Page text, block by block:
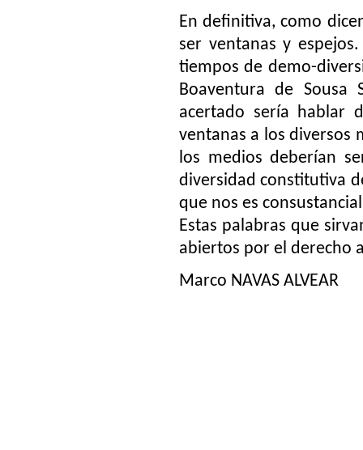
En definitiva, como
ser ventanas y
tiempos de demo-
Boaventura de Sousa
acertado sería hablar
ventanas a los diversos
los medios deberían
diversidad constitutiva
que nos es
Estas palabras que
abiertos por el derecho
Marco NAVAS ALVEAR